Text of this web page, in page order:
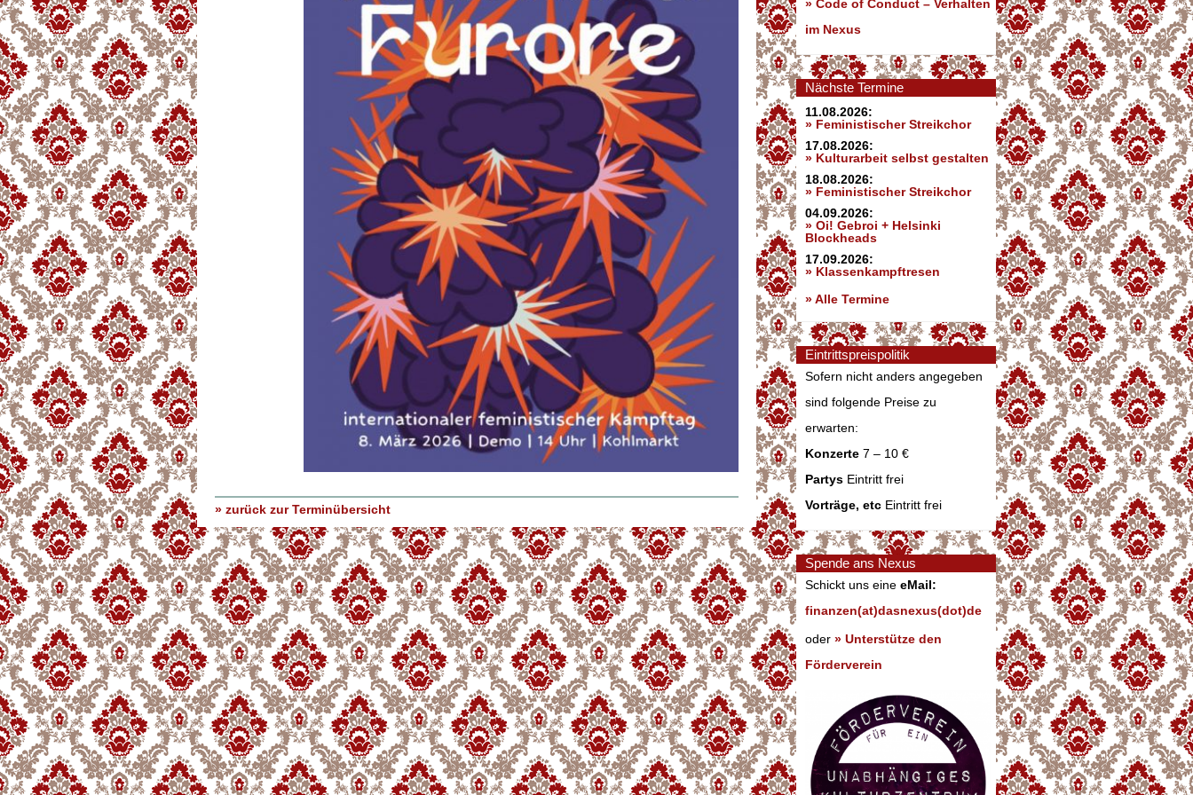
» zurück zur Terminübersicht
» Code of Conduct – Verhalten
im Nexus
Nächste Termine
11.08.2026:
» Feministischer Streikchor
17.08.2026:
» Kulturarbeit selbst gestalten
18.08.2026:
» Feministischer Streikchor
04.09.2026:
» Oi! Gebroi + Helsinki
Blockheads
17.09.2026:
» Klassenkampftresen
» Alle Termine
Eintrittspreispolitik
Sofern nicht anders angegeben
sind folgende Preise zu
erwarten:
Konzerte 7 – 10 €
Partys Eintritt frei
Vorträge, etc Eintritt frei
Spende ans Nexus
Schickt uns eine eMail:
finanzen(at)dasnexus(dot)de
oder » Unterstütze den
Förderverein